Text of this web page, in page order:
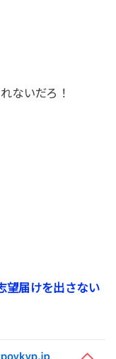
ないだろ！
届けを出さない